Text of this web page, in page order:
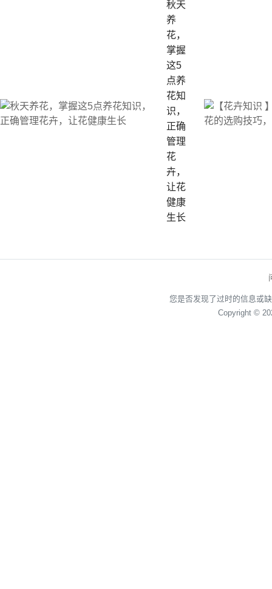
秋天
养
花，
掌握
这5
点养
花知
识，
正确
管理
花
卉，
让花
健康
生长
您是否发现了过时的信息或
Copyright ©